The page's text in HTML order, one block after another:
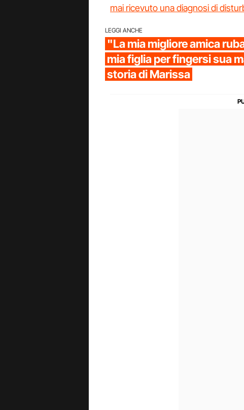
mai ricevuto una diagnosi di
LEGGI ANCHE
"La mia migliore amica
mia figlia per fingersi sua
storia di Marissa